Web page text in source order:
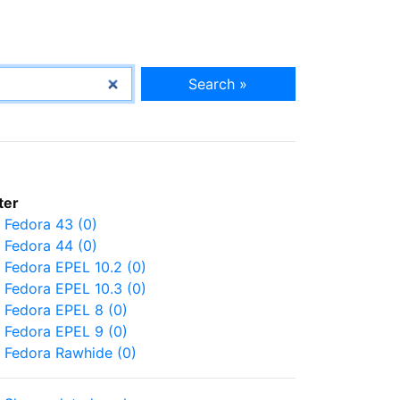
Search »
Fedora 43 (0)
Fedora 44 (0)
Fedora EPEL 10.2 (0)
Fedora EPEL 10.3 (0)
Fedora EPEL 8 (0)
Fedora EPEL 9 (0)
Fedora Rawhide (0)